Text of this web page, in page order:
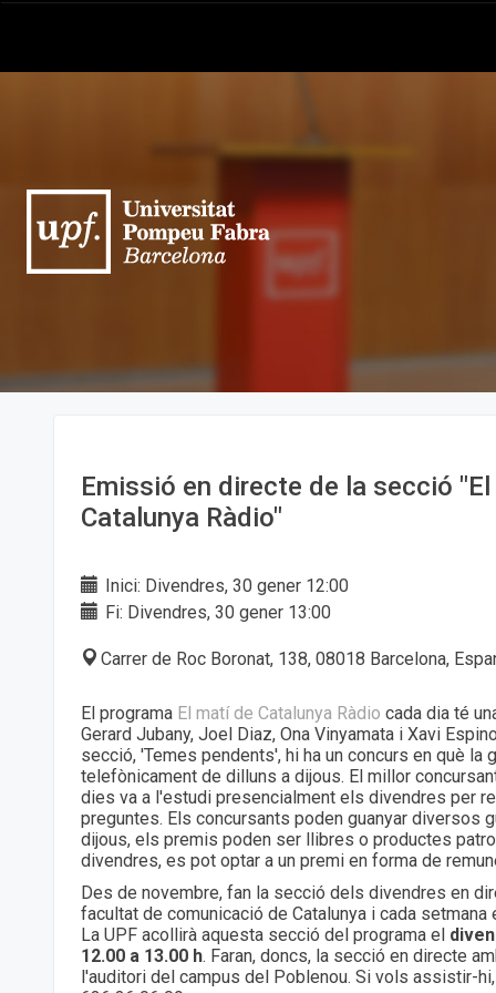
Emissió en directe de la secció
Catalunya Ràdio"
Inici: Divendres, 30 gener 12:00
Fi: Divendres, 30 gener 13:00
Carrer de Roc Boronat, 138, 08018 Barcelona,
El programa El matí de Catalunya Ràdio cada dia té
Gerard Jubany, Joel Diaz, Ona Vinyamata i Xavi
secció, 'Temes pendents', hi ha un concurs en què la
telefònicament de dilluns a dijous. El millor
dies va a l'estudi presencialment els divendres per
preguntes. Els concursants poden guanyar diversos
dijous, els premis poden ser llibres o productes
divendres, es pot optar a un premi en forma de
Des de novembre, fan la secció dels divendres en
facultat de comunicació de Catalunya i cada setmana
La UPF acollirà aquesta secció del programa el
12.00 a 13.00 h. Faran, doncs, la secció en directe
l'auditori del campus del Poblenou. Si vols assistir-